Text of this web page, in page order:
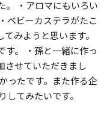
。 ・アロマにもいろい
ベビーカステラがたこ
みようと思います。
す。 ・孫と一緒に作っ
せていただきまし
ったです。また作る企
してみたいです。